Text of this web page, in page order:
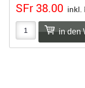
SFr 38.00 inkl.